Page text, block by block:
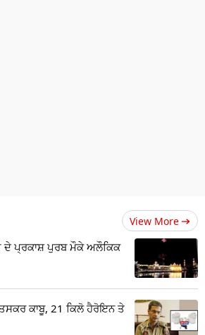
View More
ਦੇ ਪ੍ਰਕਾਸ਼ ਪੁਰਬ ਮੌਕੇ ਅਲੌਕਿਕ
ਕਾਬੂ, 21 ਕਿਲੋ ਹੈਰੋਇਨ ਤੇ